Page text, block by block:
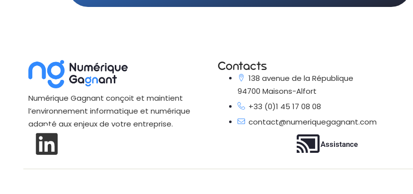
Numérique Gagnant conçoit et maintient
l’environnement informatique et numérique
adapté aux enjeux de votre entreprise.
Contacts
138 avenue de la République
94700 Maisons-Alfort
+33 (0)1 45 17 08 08
contact@numeriquegagnant.com
Assistance